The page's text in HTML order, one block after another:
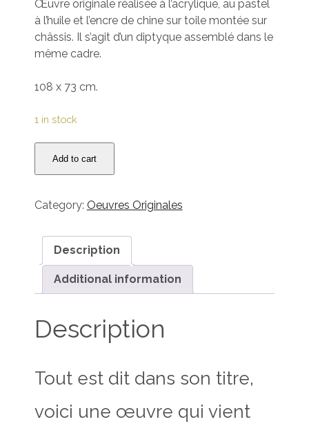
Œuvre originale réalisée à l’acrylique, au pastel
à l’huile et l’encre de chine sur toile montée sur
châssis. Il s’agit d’un diptyque assemblé dans le
même cadre.
108 x 73 cm.
1 in stock
Ecorce
vies
la
forêt
Add to cart
Category: Oeuvres Originales
Description
Additional information
Description
Tout est dit dans son titre,
voici une œuvre qui vient